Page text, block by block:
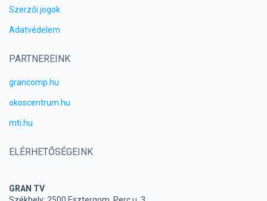
Szerzői jogok
Adatvédelem
PARTNEREINK
grancomp.hu
okoscentrum.hu
mti.hu
ELÉRHETŐSÉGEINK
GRAN TV